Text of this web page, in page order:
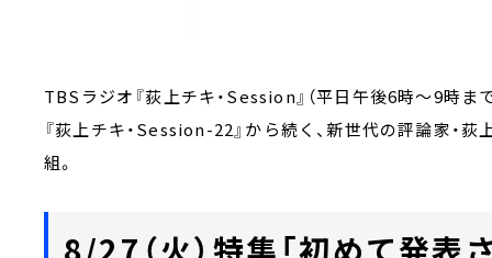
TBSラジオ『荻上チキ・Session』（平日午後6時～9時ま
『荻上チキ・Session-22』から続く、新世代の評論家・
組。
8/27（火）特集「初めて発